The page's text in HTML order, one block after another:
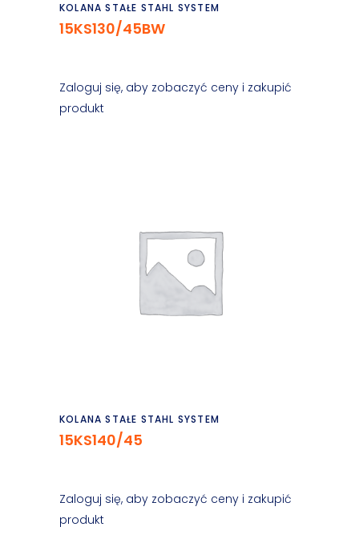
KOLANA STAŁE STAHL SYSTEM
15KS130/45BW
Zaloguj się, aby zobaczyć ceny i zakupić
produkt
Czytaj dalej
KOLANA STAŁE STAHL SYSTEM
15KS140/45
Zaloguj się, aby zobaczyć ceny i zakupić
produkt